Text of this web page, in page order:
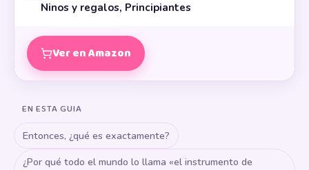
EN ESTA GUIA
Entonces, ¿qué es exactamente?
¿Por qué todo el mundo lo llama «el instrumento de
Ninos y regalos, Principiantes
Ver en Amazon